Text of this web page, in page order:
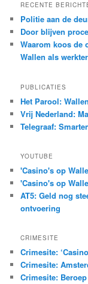
RECENTE
Politie aan de
Door blijven
Waarom koos de
Wallen als
PUBLICATIES
Het Parool:
Vrij Nederland:
Telegraaf:
YOUTUBE
'Casino's op
'Casino's op
AT5: Geld nog
ontvoering
CRIMESITE
Crimesite:
Crimesite:
Crimesite: